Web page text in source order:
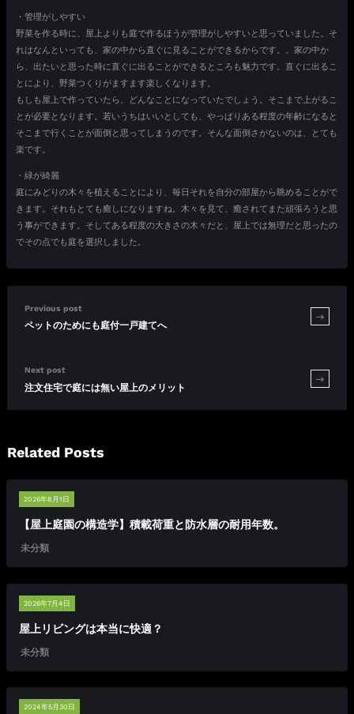
・管理がしやすい
野菜を作る時に、屋上よりも庭で作るほうが管理がしやすいと思っていました。そ
れはなんといっても、家の中から直ぐに見ることができるからです。。家の中か
ら、出たいと思った時に直ぐに出ることができるところも魅力です。直ぐに出るこ
とにより、野菜つくりがますます楽しくなります。
もしも屋上で作っていたら、どんなことになっていたでしょう。そこまで上がるこ
とが必要となります。若いうちはいいとしても、やっぱりある程度の年齢になると
そこまで行くことが面倒と思ってしまうのです。そんな面倒さがないのは、とても
楽です。
・緑が綺麗
庭にみどりの木々を植えることにより、毎日それを自分の部屋から眺めることがで
きます。それもとても癒しになりますね。木々を見て、癒されてまた頑張ろうと思
う事ができます。そしてある程度の大きさの木々だと、屋上では無理だと思ったの
でその点でも庭を選択しました。
Previous post
ペットのためにも庭付一戸建てへ
Next post
注文住宅で庭には無い屋上のメリット
Related Posts
2026年8月1日
【屋上庭園の構造学】積載荷重と防水層の耐用年数。
未分類
2026年7月4日
屋上リビングは本当に快適？
未分類
2024年5月30日